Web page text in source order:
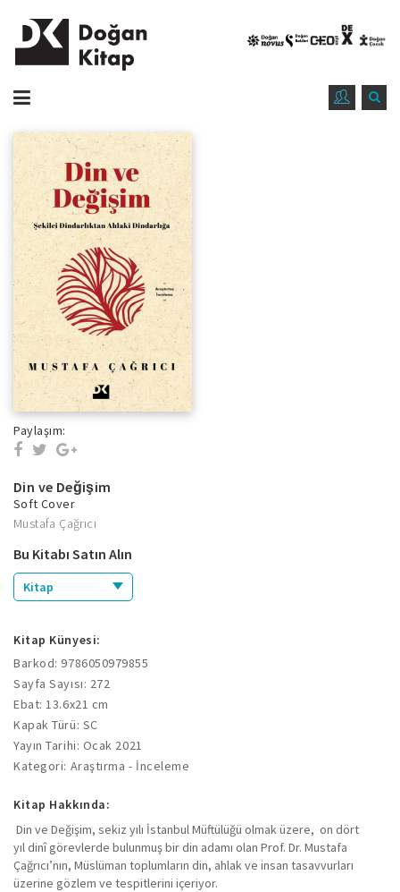
Paylaşım:
Din ve Değişim
Soft Cover
Mustafa Çağrıcı
Bu Kitabı Satın Alın
Kitap
Kitap Künyesi:
Barkod: 9786050979855
Sayfa Sayısı: 272
Ebat: 13.6x21 cm
Kapak Türü: SC
Yayın Tarihi: Ocak 2021
Kategori: Araştırma - İnceleme
Kitap Hakkında:
Din ve Değişim, sekiz yılı İstanbul Müftülüğü olmak üzere, on dört
yıl dinî görevlerde bulunmuş bir din adamı olan Prof. Dr. Mustafa
Çağrıcı’nın, Müslüman toplumların din, ahlak ve insan tasavvurları
üzerine gözlem ve tespitlerini içeriyor.